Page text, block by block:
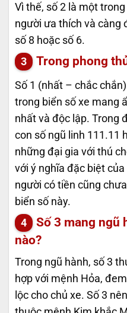
Vì thế, số 2 là một
người ưa thích và càng
số 8 hoặc số 6.
Trong phong
Số 1 (nhất – chắc
trong biển số xe mang
nhất và độc lập. Trong
con số ngũ linh 111.11
những đại gia với thú
với ý nghĩa đặc biệt
người có tiền cũng
biển số này.
Số 3 mang ngũ
nào?
Trong ngũ hành, số 3
hợp với mệnh Hỏa,
lộc cho chủ xe. Số 3